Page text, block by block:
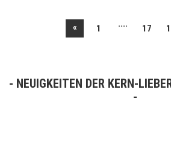
« 1 .... 17
NEUIGKEITEN DER KERN-